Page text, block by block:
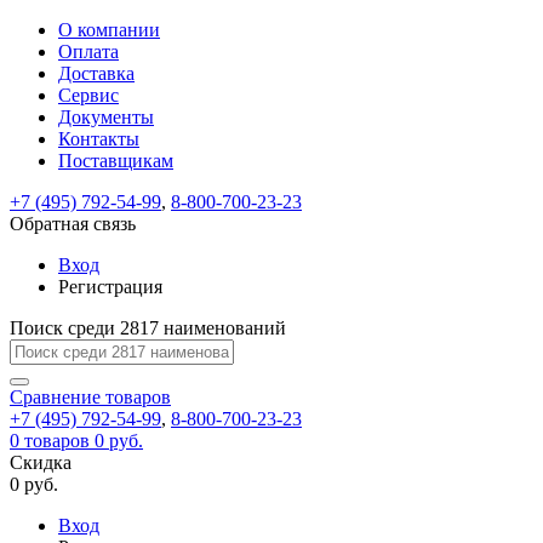
ВходРегистрация
test@example.com
отправлена
по
ней
завершения
регистрации.
Ок
Запомнить
меня
Забыли
Восстановление
пароля
Заполните
форму.
Мы
отправим
ссылку
указанный
электронный
перейдя
по
которой
вы
задать
На
вашу
почту
test@test.ru
ссылка.
Перейдите
по
для
смены
пароля.
Введите
новый
пароль
Сменить
Пароль
успешно
восстановлен
Обратная
связь
Сообщение
пользовательского
сообщение
успешно
отправлено.
О компании
Оплата
Доставка
Сервис
Документы
Контакты
Поставщикам
+7 (495) 792-54-99, 8-800-700-23-23
Обратная связь
Вход
Регистрация
Поиск среди 2817 наименований
Сравнение товаров
+7 (495) 792-54-99, 8-800-700-23-23
0 товаров 0 руб.
Скидка
0 руб.
Вход